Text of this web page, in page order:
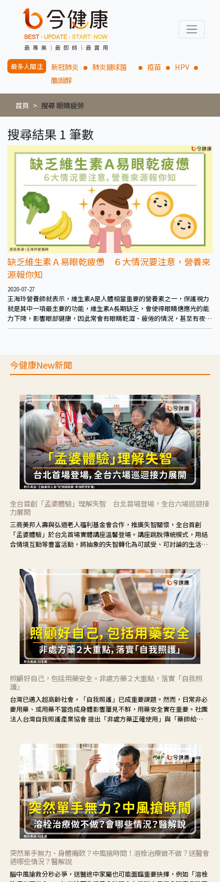
最多人關注 新冠肺炎 肺炎鏈球菌 疫苗
HPV
膽固醇
首頁 搜尋 眼睛疲勞
搜尋結果 1 筆數
缺乏維生素Ａ易眼乾疲憊 ６大情況要注意，營養來
源報你知
2020-07-27
王海玲營養師就表示，維生素A是人體相當重要的營養素之一，保護視力
就是其中一項最主要的功能，維生素A長期缺乏，會使得眼睛適應光的能
力下降，影響眼部健康，因此常會有眼睛乾澀、疲倦的情況，甚至有夜盲
症的情況出現。除此之外，維生素A缺乏者也容易出現皮膚乾燥、發育不
今健康New新聞
全台首創「孟婆體驗」理解失智 台北首場登場，全台六場巡迴接
力展開
三商美邦人壽與弘道老人福利基金會合作，推廣失智關懷，全台首創
「孟婆體驗」於台北首場實體講座溫馨登場。講座跳脫傳統模式，用結
合情境互動等豐富活動，將抽象的失智轉化為可感受、可討論的生活情
照顧好自己，包括用藥安全。非處方藥２大重點，落實「自我照
護」
台灣已邁入超高齡社會，「自我照護」已成重要課題。然而，日常非必
要用藥、或用藥不當造成身體影響屢見不鮮，用藥安全實在重要。社團
法人台灣自我照護產業協會 提出「非處方藥正確使用」與「藥師給
突然單手無力、身體癱軟？中風搶時間！溶栓治療做不做？送醫會
遇哪些情況？醫解說
腦中風搶救分秒必爭，送醫途中家屬也可能面臨重要抉擇，例如「溶栓